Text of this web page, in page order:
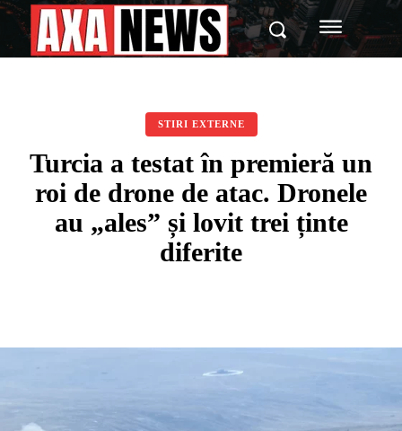
STIRI EXTERNE
Turcia a testat în premieră un
roi de drone de atac. Dronele
au „ales” și lovit trei ținte
diferite